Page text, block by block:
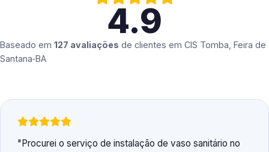
4.9
Baseado em 127 avaliações de clientes em CIS Tomba, Feira de
Santana‑BA
Procurei o serviço de instalação de vaso sanitário no